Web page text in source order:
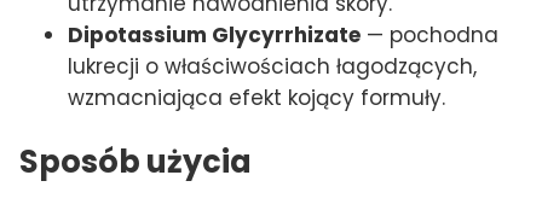
Dipotassium Glycyrrhizate — pochodna
lukrecji o właściwościach łagodzących,
wzmacniająca efekt kojący formuły.
Sposób użycia